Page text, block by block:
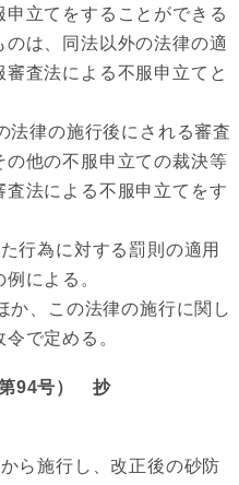
立てをすることができる
のは、同法以外の法律の適
査法による不服申立てと
律の施行後にされる審査
他の不服申立ての裁決等
法による不服申立てをす
行為に対する罰則の適用
による。
、この法律の施行に関し
で定める。
94号） 抄
ら施行し、改正後の砂防